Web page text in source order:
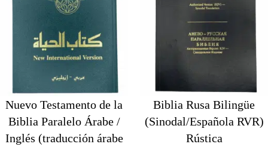
Nuevo Testamento de la
Biblia Paralelo Árabe /
Inglés (traducción árabe
Biblia Rusa Bilingüe
(Sinodal/Española RVR)
Rústica